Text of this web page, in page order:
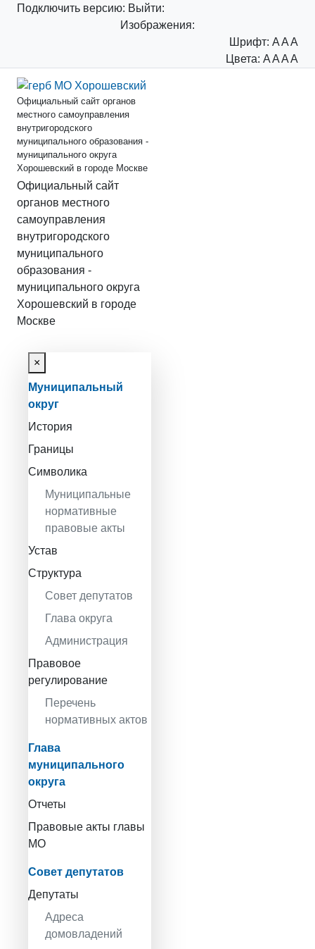
Подключить версию: Выйти:
Изображения:
Шрифт: AAA
Цвета: AAAA
Официальный сайт органов
местного самоуправления
внутригородского
муниципального образования -
муниципального округа
Хорошевский в городе Москве
Официальный сайт
органов местного
самоуправления
внутригородского
муниципального
образования -
муниципального округа
Хорошевский в городе
Москве
×
Муниципальный
округ
История
Границы
Символика
Муниципальные
нормативные
правовые акты
Устав
Структура
Совет депутатов
Глава округа
Администрация
Правовое
регулирование
Перечень
нормативных актов
Глава
муниципального
округа
Отчеты
Правовые акты главы
МО
Совет депутатов
Депутаты
Адреса
домовладений